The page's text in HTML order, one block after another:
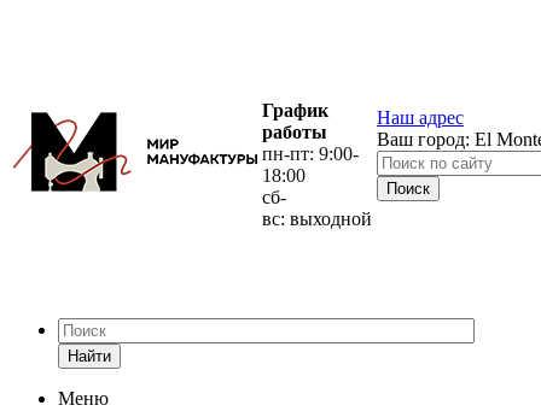
График
работы
пн-пт: 9:00-
18:00
сб-
вс: выходной
Наш адрес
Ваш город: El
Найти
Меню